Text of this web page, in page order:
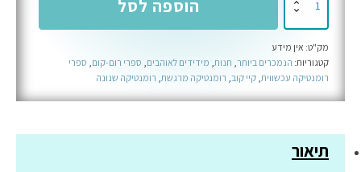
שיי
הוספה לסל
מק"ט: אין מידע
קטגוריות: הנמכרים ביותר חנות מידידים לאוהבים ספרי רום-קום ספרי
רומנטיקה עכשווית קיי קוב רומנטיקה מרגשת רומנטיקה שנונה
תיאור